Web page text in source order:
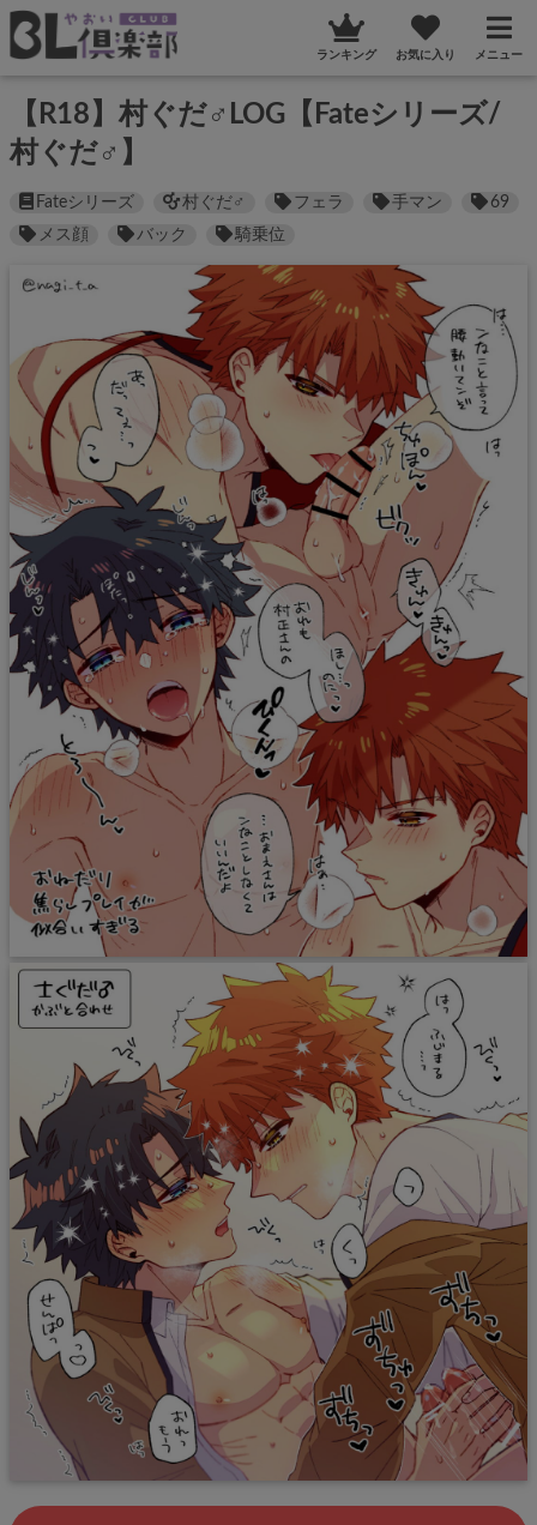
ランキング お気に入り メニュー
【R18】村ぐだ♂LOG【Fateシリーズ/
村ぐだ♂】
Fateシリーズ 村ぐだ♂ フェラ 手マン
69
メス顔
バック 騎乗位